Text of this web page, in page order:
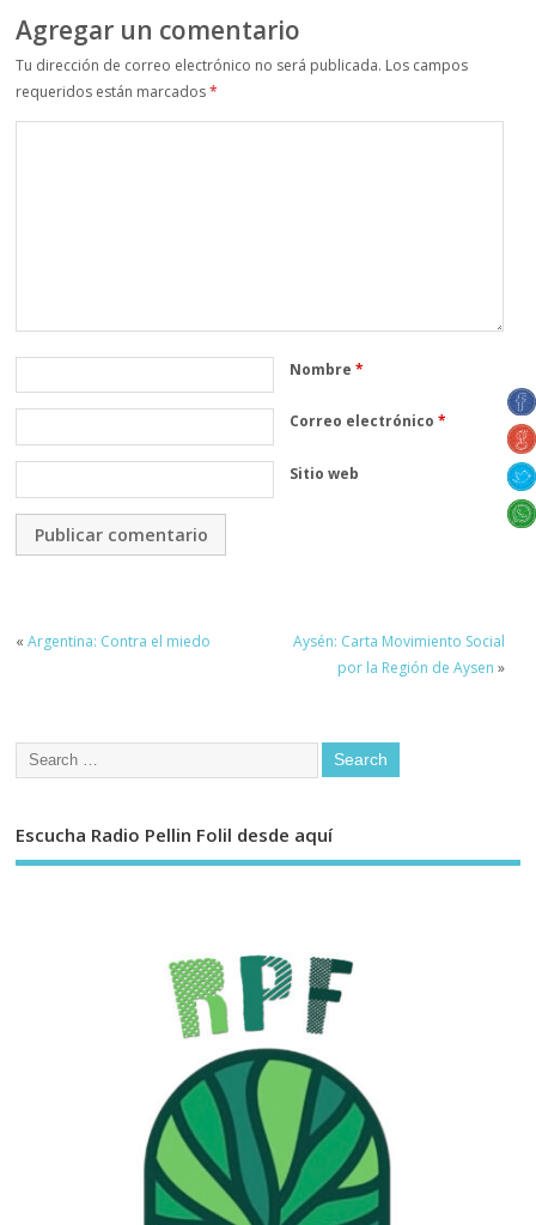
Agregar un comentario
Tu dirección de correo electrónico no será publicada. Los campos
requeridos están marcados*
Nombre*
Correo electrónico*
Sitio web
«Argentina: Contra el miedo
Aysén: Carta Movimiento Social
por la Región de Aysen »
Escucha Radio Pellin Folil desde aquí